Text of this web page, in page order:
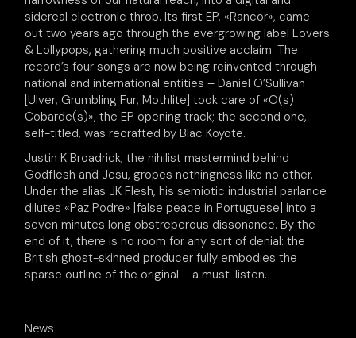
sidereal electronic throb. Its first EP, «Rancor», came
out two years ago through the evergrowing label Lovers
& Lollypops, gathering much positive acclaim. The
record’s four songs are now being reinvented through
national and international entities – Daniel O’Sullivan
[Ulver, Grumbling Fur, Mothlite] took care of «O(s)
Cobarde(s)», the EP opening track; the second one,
self-titled, was recrafted by Blac Koyote.
Justin K Broadrick, the nihilist mastermind behind
Godflesh and Jesu, gropes nothingness like no other.
Under the alias JK Flesh, his semiotic industrial parlance
dilutes «Paz Podre» [false peace in Portuguese] into a
seven minutes long obstreperous dissonance. By the
end of it, there is no room for any sort of denial: the
British ghost-skinned producer fully embodies the
sparse outline of the original – a must-listen.
News